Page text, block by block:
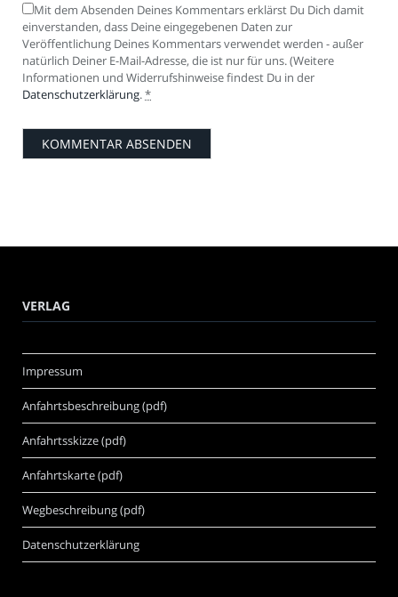
Mit dem Absenden Deines Kommentars erklärst Du Dich damit
einverstanden, dass Deine eingegebenen Daten zur
Veröffentlichung Deines Kommentars verwendet werden - außer
natürlich Deiner E-Mail-Adresse, die ist nur für uns. (Weitere
Informationen und Widerrufshinweise findest Du in der
Datenschutzerklärung.*
VERLAG
Impressum
Anfahrtsbeschreibung (pdf)
Anfahrtsskizze (pdf)
Anfahrtskarte (pdf)
Wegbeschreibung (pdf)
Datenschutzerklärung